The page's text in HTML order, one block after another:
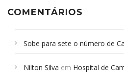
COMENTÁRIOS
Sobe para sete o número de
Campoformosenses que
Nilton Silva em Hospital de